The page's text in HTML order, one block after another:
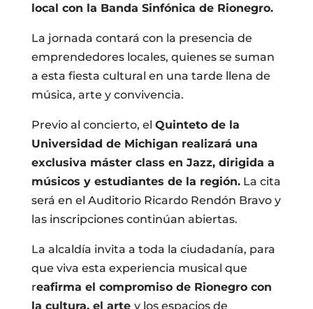
local con la Banda Sinfónica de Rionegro.
La jornada contará con la presencia de
emprendedores locales, quienes se suman
a esta fiesta cultural en una tarde llena de
música, arte y convivencia.
Previo al concierto, el Quinteto de la
Universidad de Michigan realizará una
exclusiva máster class en Jazz, dirigida a
músicos y estudiantes de la región.La cita
será en el Auditorio Ricardo Rendón Bravo y
las inscripciones continúan abiertas.
La alcaldía invita a toda la ciudadanía, para
que viva esta experiencia musical que
reafirma el compromiso de Rionegro con
la cultura, el arte y los espacios de